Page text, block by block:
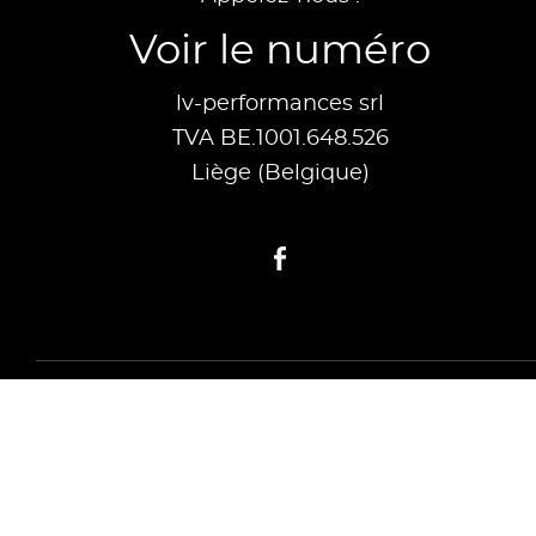
Voir le numéro
lv-performances srl
TVA BE.1001.648.526
Liège (Belgique)